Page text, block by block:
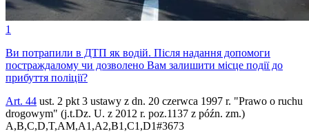
1
Ви потрапили в ДТП як водій. Після надання допомоги
постраждалому чи дозволено Вам залишити місце події до
прибуття поліції?
Art. 44 ust. 2 pkt 3 ustawy z dn. 20 czerwca 1997 r. "Prawo o ruchu
drogowym" (j.t.Dz. U. z 2012 r. poz.1137 z późn. zm.)
A,B,C,D,T,AM,A1,A2,B1,C1,D1#3673